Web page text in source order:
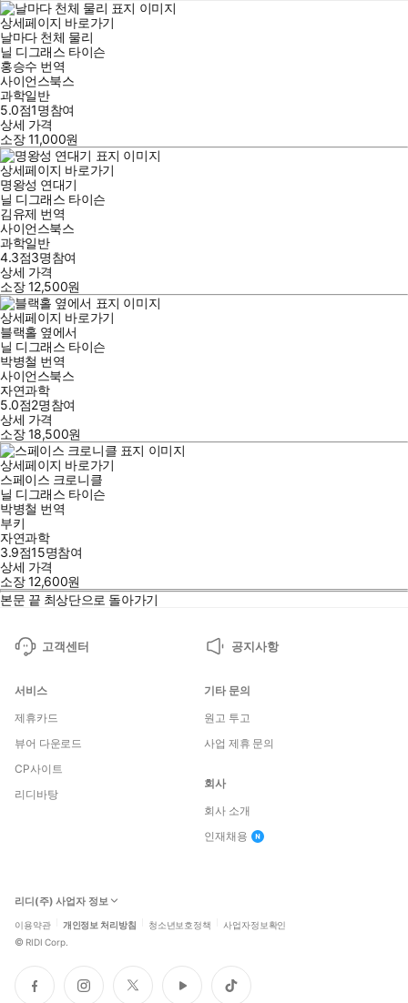
상세페이지 바로가기
날마다 천체 물리
닐 디그래스 타이슨
홍승수 번역
사이언스북스
과학일반
5.0점1명참여
상세 가격
소장11,000원
상세페이지 바로가기
명왕성 연대기
닐 디그래스 타이슨
김유제 번역
사이언스북스
과학일반
4.3점3명참여
상세 가격
소장12,500원
상세페이지 바로가기
블랙홀 옆에서
닐 디그래스 타이슨
박병철 번역
사이언스북스
자연과학
5.0점2명참여
상세 가격
소장18,500원
상세페이지 바로가기
스페이스 크로니클
닐 디그래스 타이슨
박병철 번역
부키
자연과학
3.9점15명참여
상세 가격
소장12,600원
본문 끝 최상단으로 돌아가기
고객센터 공지사항
서비스
제휴카드
뷰어 다운로드
CP사이트
리디바탕
기타 문의
원고 투고
사업 제휴 문의
회사
회사 소개
인재채용
리디(주) 사업자 정보
이용약관 개인정보 처리방침 청소년보호정책 사업자정보확인
© RIDI Corp.
페
인
트
유
틱